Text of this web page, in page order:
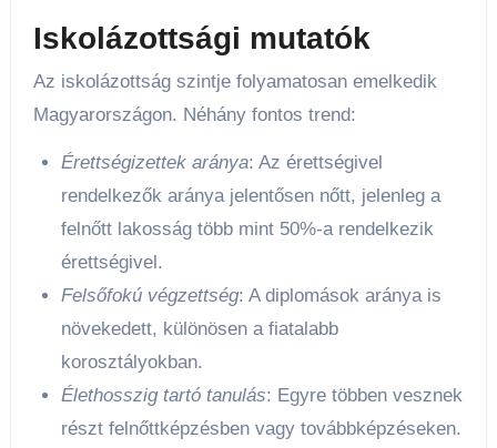
Iskolázottsági mutatók
Az iskolázottság szintje folyamatosan emelkedik
Magyarországon. Néhány fontos trend:
Érettségizettek aránya: Az érettségivel
rendelkezők aránya jelentősen nőtt, jelenleg a
felnőtt lakosság több mint 50%-a rendelkezik
érettségivel.
Felsőfokú végzettség: A diplomások aránya is
növekedett, különösen a fiatalabb
korosztályokban.
Élethosszig tartó tanulás: Egyre többen vesznek
részt felnőttképzésben vagy továbbképzéseken.